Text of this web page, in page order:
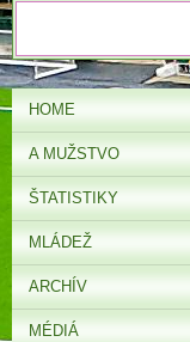
HOME
A MUŽSTVO
ŠTATISTIKY
MLÁDEŽ
ARCHÍV
MÉDIÁ